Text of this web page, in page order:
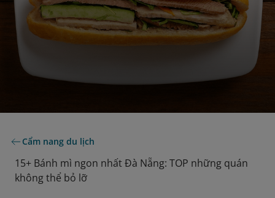
Cẩm nang du lịch
15+ Bánh mì ngon nhất Đà Nẵng: TOP những quán
không thể bỏ lỡ